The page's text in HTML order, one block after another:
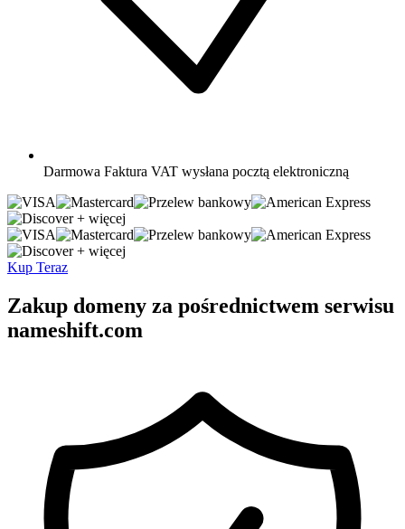
Darmowa Faktura VAT wysłana pocztą elektroniczną
+ więcej
+ więcej
Kup Teraz
Zakup domeny za pośrednictwem serwisu
nameshift.com